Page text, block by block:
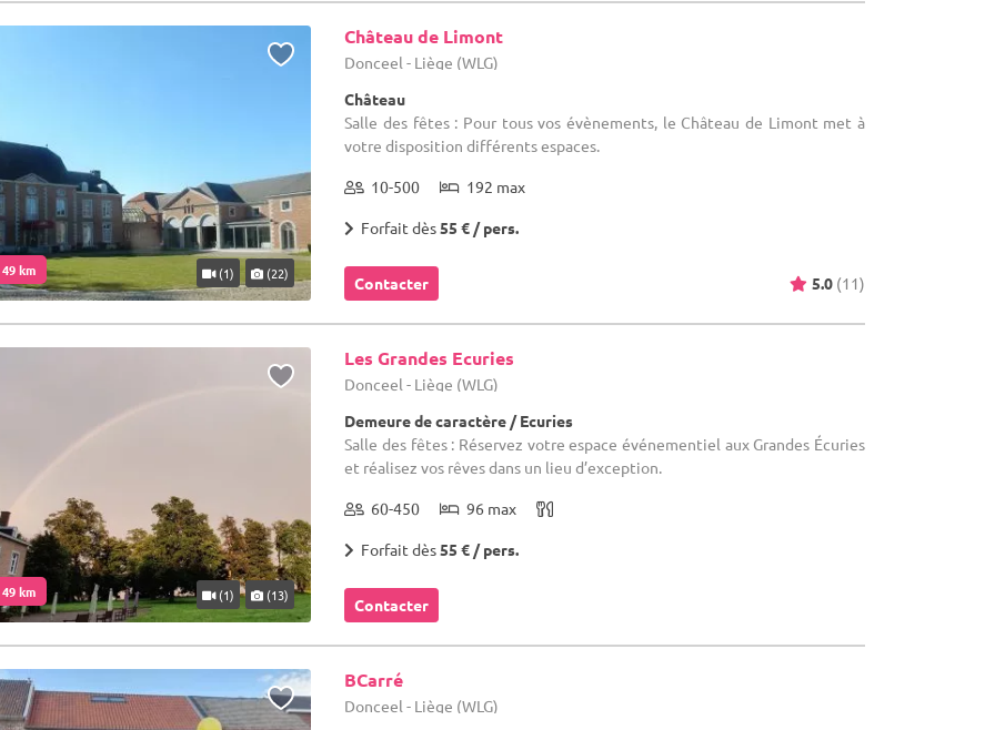
km (1) (22)
Château de Limont
Donceel - Liège (WLG)
Château
Salle des fêtes : Pour tous vos évènements, le Château de Limont met à
votre disposition différents espaces.
10-500 192 max
Forfait dès55 € / pers.
Contacter 5.0 (11)
km (1) (13)
Les Grandes Ecuries
Donceel - Liège (WLG)
Demeure de caractère / Ecuries
Salle des fêtes : Réservez votre espace événementiel aux Grandes Écuries
et réalisez vos rêves dans un lieu d’exception.
60-450 96 max
Forfait dès55 € / pers.
Contacter
BCarré
Donceel - Liège (WLG)